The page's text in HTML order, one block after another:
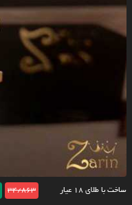
ساخت با طلای ۱۸ عیار 34/863